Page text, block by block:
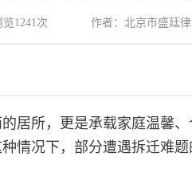
览1241次 作者： 北京市盛廷
居所，更是承载家庭温馨
情况下，部分遭遇拆迁难